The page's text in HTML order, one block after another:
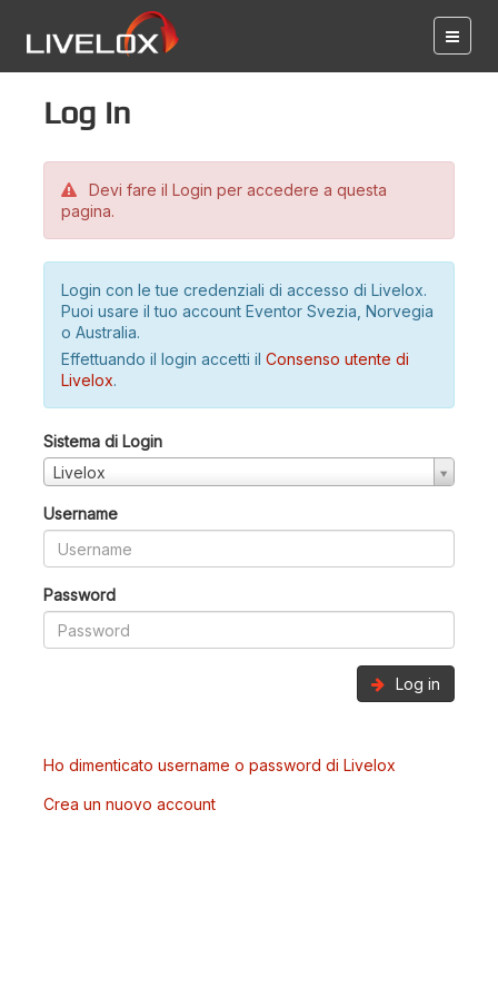
Log in
Devi fare il Login per accedere a questa
pagina.
Login con le tue credenziali di accesso di Livelox.
Puoi usare il tuo account Eventor Svezia, Norvegia
o Australia.
Effettuando il login accetti il Consenso utente di
Livelox.
Sistema di Login
Livelox
Username
Password
Log in
Ho dimenticato username o password di Livelox
Crea un nuovo account